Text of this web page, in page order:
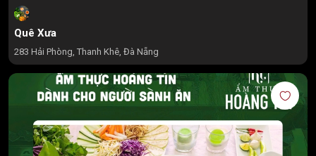
Quê Xưa
283 Hải Phòng, Thanh Khê, Đà Nẵng